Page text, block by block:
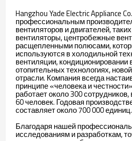
Hangzhou Yade Electric Appliance
профессиональным
вентиляторов и двигателей,
вентиляторы, центробежные
расщепленными полюсами,
используются в холодильной
вентиляции, кондиционировании
отопительных технологиях,
отрасли. Компания всегда
принципе «человека и
работает около 300
60 человек. Годовая
составляет около 700 000 единиц.
Благодаря нашей
исследованиям и разработкам,